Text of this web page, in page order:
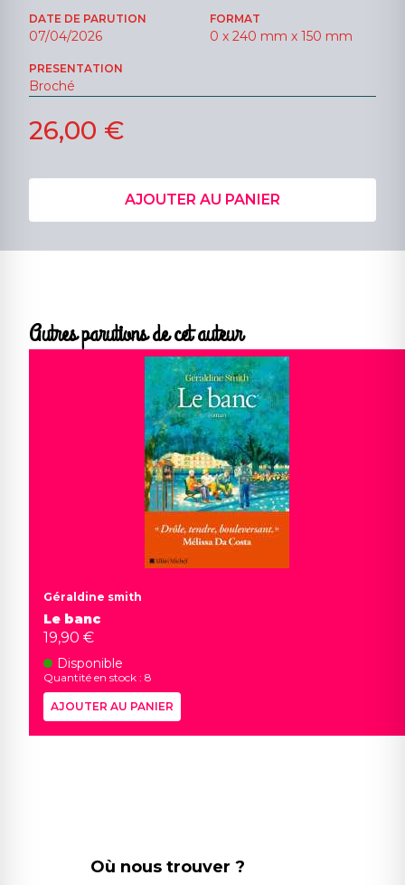
DATE DE PARUTION
07/04/2026
FORMAT
0 x 240 mm x 150 mm
PRESENTATION
Broché
26,00 €
AJOUTER AU PANIER
Autres parutions de cet auteur
Géraldine smith
Le banc
19,90 €
Disponible
Quantité en stock : 8
AJOUTER AU PANIER
Où nous trouver ?